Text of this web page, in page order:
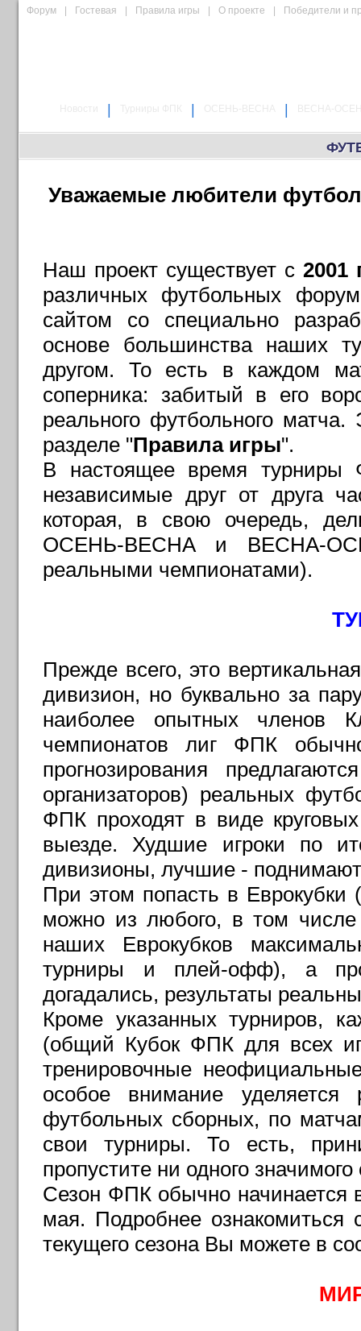
Форум Гостевая Правила игры О проекте Победители и
Уважаемые любители
Наш проект существует с 2001
различных футбольных
сайтом со специально
основе большинства наших
другом. То есть в каждом
соперника: забитый в его
реального футбольного
разделе "Правила игры".
В настоящее время турниры
независимые друг от друга
которая, в свою очередь,
ОСЕНЬ-ВЕСНА и ВЕСНА-
реальными чемпионатами).
Прежде всего, это
дивизион, но буквально за
наиболее опытных членов
чемпионатов лиг ФПК
прогнозирования
организаторов) реальных
ФПК проходят в виде
выезде. Худшие игроки по
дивизионы, лучшие -
При этом попасть в
можно из любого, в том
наших Еврокубков
турниры и плей-офф), а
догадались, результаты
Кроме указанных турниров,
(общий Кубок ФПК для всех
тренировочные
особое внимание уделяется
футбольных сборных, по
свои турниры. То есть,
пропустите ни одного
Сезон ФПК обычно начинается
мая. Подробнее
текущего сезона Вы можете в